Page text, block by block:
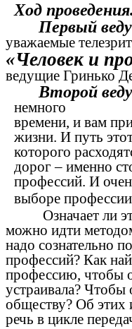
Ход проведения.
Первый
уважаемые
«Человек и
ведущие Гринько
Второй
немного
времени, и вам
жизни. И путь
которого
дорог – именно
профессий. И
выборе
Означает ли
можно идти
надо сознательно
профессий? Как
профессию, чтобы
устраивала?
обществу? Об этих
речь в цикле